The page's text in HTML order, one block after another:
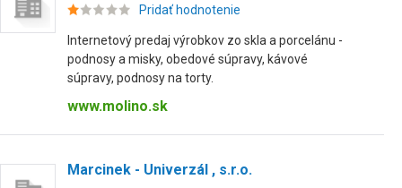
Pridať hodnotenie
Internetový predaj výrobkov zo skla a porcelánu -
podnosy a misky, obedové súpravy, kávové
súpravy, podnosy na torty.
www.molino.sk
Marcinek - Univerzál , s.r.o.